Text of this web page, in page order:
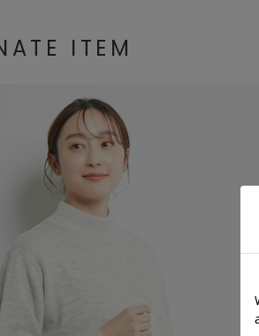
ITEM